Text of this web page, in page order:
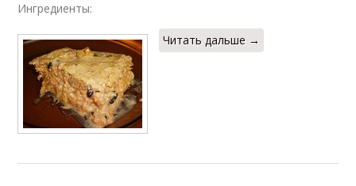
Ингредиенты:
Читать дальше →